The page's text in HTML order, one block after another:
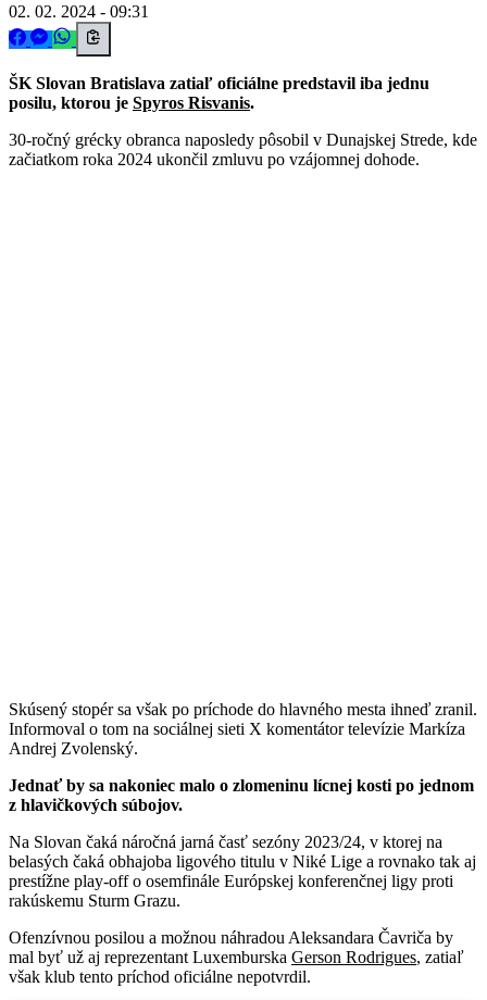
02. 02. 2024 - 09:31
ŠK Slovan Bratislava zatiaľ oficiálne predstavil iba jednu
posilu, ktorou je Spyros Risvanis.
30-ročný grécky obranca naposledy pôsobil v Dunajskej Strede, kde
začiatkom roka 2024 ukončil zmluvu po vzájomnej dohode.
Skúsený stopér sa však po príchode do hlavného mesta ihneď zranil.
Informoval o tom na sociálnej sieti X komentátor televízie Markíza
Andrej Zvolenský.
Jednať by sa nakoniec malo o zlomeninu lícnej kosti po jednom
z hlavičkových súbojov.
Na Slovan čaká náročná jarná časť sezóny 2023/24, v ktorej na
belasých čaká obhajoba ligového titulu v Niké Lige a rovnako tak aj
prestížne play-off o osemfinále Európskej konferenčnej ligy proti
rakúskemu Sturm Grazu.
Ofenzívnou posilou a možnou náhradou Aleksandara Čavriča by
mal byť už aj reprezentant Luxemburska Gerson Rodrigues, zatiaľ
však klub tento príchod oficiálne nepotvrdil.